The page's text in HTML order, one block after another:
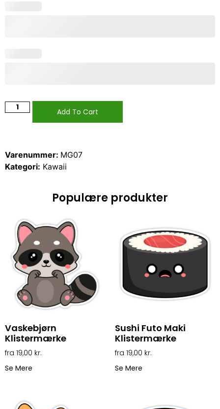
Add To Cart
Varenummer: MG07
Kategori: Kawaii
Populære produkter
Vaskebjørn
Klistermærke
19,00 kr.
Se Mere
Sushi Futo Maki
Klistermærke
19,00 kr.
Se Mere